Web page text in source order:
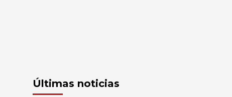
Últimas noticias